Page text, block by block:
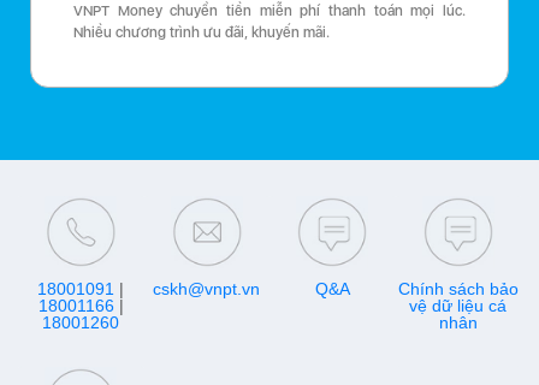
VNPT Money chuyển tiền miễn phí thanh toán mọi lúc.
Nhiều chương trình ưu đãi, khuyến mãi.
18001091 |
18001166|
18001260
cskh@vnpt.vn Q&A
Chính sách bảo
vệ dữ liệu cá
nhân